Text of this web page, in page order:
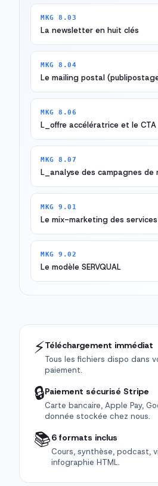
MKG 8.03
La newsletter en huit clés
MKG 8.04
Le mailing postal
MKG 8.06
L_offre accélératrice et le CTA
MKG 8.07
L_analyse des campagnes de
MKG 9.01
Le mix-marketing des
MKG 9.02
Le modèle SERVQUAL
⚡Téléchargement immédiat
Tous les fichiers dispo dans
paiement.
🔒Paiement sécurisé Stripe
Carte bancaire, Apple Pay,
donnée stockée chez nous.
📚6 formats inclus
Cours, synthèse, podcast,
infographie HTML.